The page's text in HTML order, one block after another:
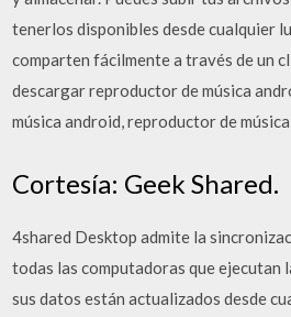
tenerlos disponibles desde cualquier
comparten fácilmente a través de un
descargar reproductor de música
música android, reproductor de
Cortesía: Geek Shared.
4shared Desktop admite la
todas las computadoras que ejecutan
sus datos están actualizados desde